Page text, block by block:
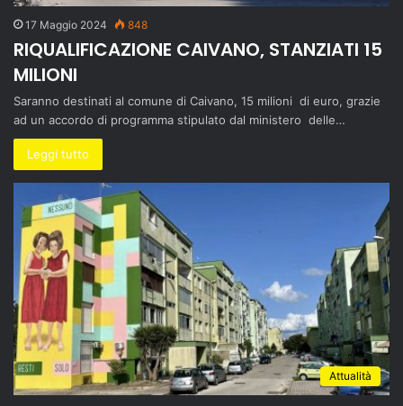
17 Maggio 2024 848
RIQUALIFICAZIONE CAIVANO, STANZIATI 15
MILIONI
Saranno destinati al comune di Caivano, 15 milioni di euro, grazie
ad un accordo di programma stipulato dal ministero delle…
Leggi tutto
Attualità